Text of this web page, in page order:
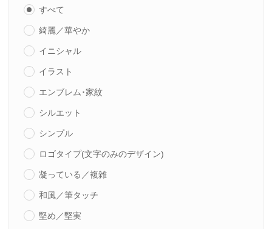
すべて
綺麗／華やか
イニシャル
イラスト
エンブレム･家紋
シルエット
シンプル
ロゴタイプ(文字のみのデザイン)
凝っている／複雑
和風／筆タッチ
堅め／堅実